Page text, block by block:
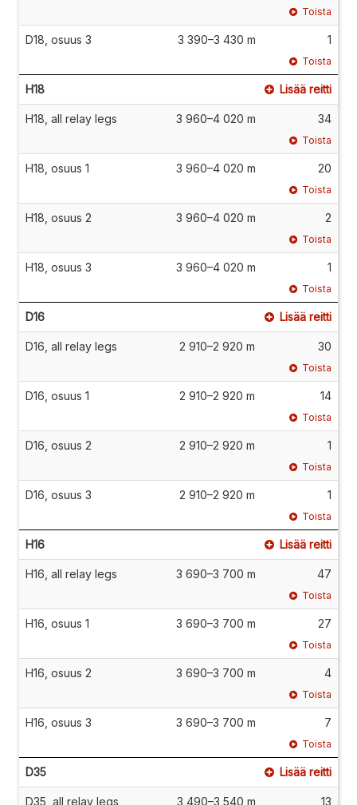
Toista
D18, osuus 3 3 390–3 430 m 1
Toista
H18 Lisää reitti
H18, all relay legs 3 960–4 020 m 34
Toista
H18, osuus 1 3 960–4 020 m 20
Toista
H18, osuus 2 3 960–4 020 m 2
Toista
H18, osuus 3 3 960–4 020 m 1
Toista
D16 Lisää reitti
D16, all relay legs 2 910–2 920 m 30
Toista
D16, osuus 1 2 910–2 920 m 14
Toista
D16, osuus 2 2 910–2 920 m 1
Toista
D16, osuus 3 2 910–2 920 m 1
Toista
H16 Lisää reitti
H16, all relay legs 3 690–3 700 m 47
Toista
H16, osuus 1 3 690–3 700 m 27
Toista
H16, osuus 2 3 690–3 700 m 4
Toista
H16, osuus 3 3 690–3 700 m 7
Toista
D35 Lisää reitti
D35, all relay legs 3 490–3 540 m 13